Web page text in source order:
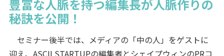
豊富な人脈を持つ編集長が人脈作りの
秘訣を公開！
セミナー後半では、メディアの「中の人」をゲストに
迎え、ASCII STARTUPの編集者とシェイプウィンのPRコ